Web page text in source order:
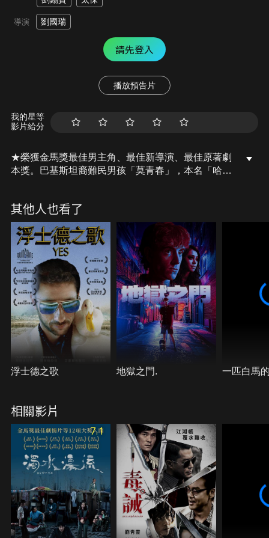
導演 劉國瑞
請先登入
播放預告片
我的星等
影片給分
★榮獲金馬獎最佳男主角、最佳新導演、最佳原著劇
本獎。巴基斯坦裔難民男孩「莫青春」，本名「哈
子關係疏離的計程車司機「陳白日」，意外協助涉入
黑幫而展開偷渡逃亡的哈山。只是追捕哈山的警察，
竟是白日的兒子；而白日幫助哈山的理由，也非哈山
所能承受之重…。
其他人也看了
浮士德之歌 地獄之門. 一匹白馬
相關影片
7.1